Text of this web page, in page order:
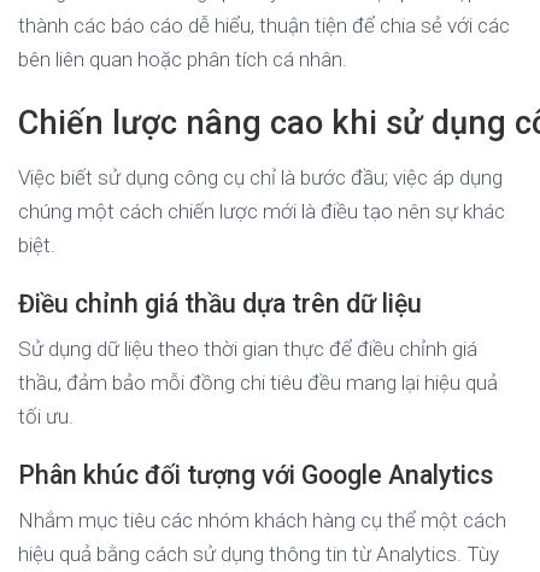
thành các báo cáo dễ hiểu, thuận tiện để chia sẻ với các
bên liên quan hoặc phân tích cá nhân.
Chiến lược nâng cao khi sử dụng
Việc biết sử dụng công cụ chỉ là bước đầu; việc áp dụng
chúng một cách chiến lược mới là điều tạo nên sự khác
biệt.
Điều chỉnh giá thầu dựa trên dữ liệu
Sử dụng dữ liệu theo thời gian thực để điều chỉnh giá
thầu, đảm bảo mỗi đồng chi tiêu đều mang lại hiệu quả
tối ưu.
Phân khúc đối tượng với Google Analytics
Nhắm mục tiêu các nhóm khách hàng cụ thể một cách
hiệu quả bằng cách sử dụng thông tin từ Analytics. Tùy